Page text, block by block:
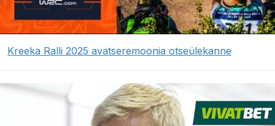
Kreeka Ralli 2025 avatseremoonia otseülekanne